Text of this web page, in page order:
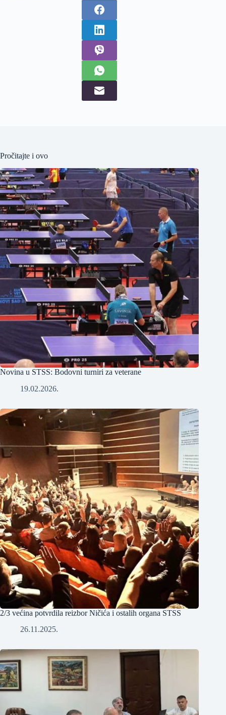
Pročitajte i ovo
Novina u STSS: Bodovni turniri za veterane
19.02.2026.
2/3 većina potvrdila reizbor Ničića i ostalih organa STSS
26.11.2025.